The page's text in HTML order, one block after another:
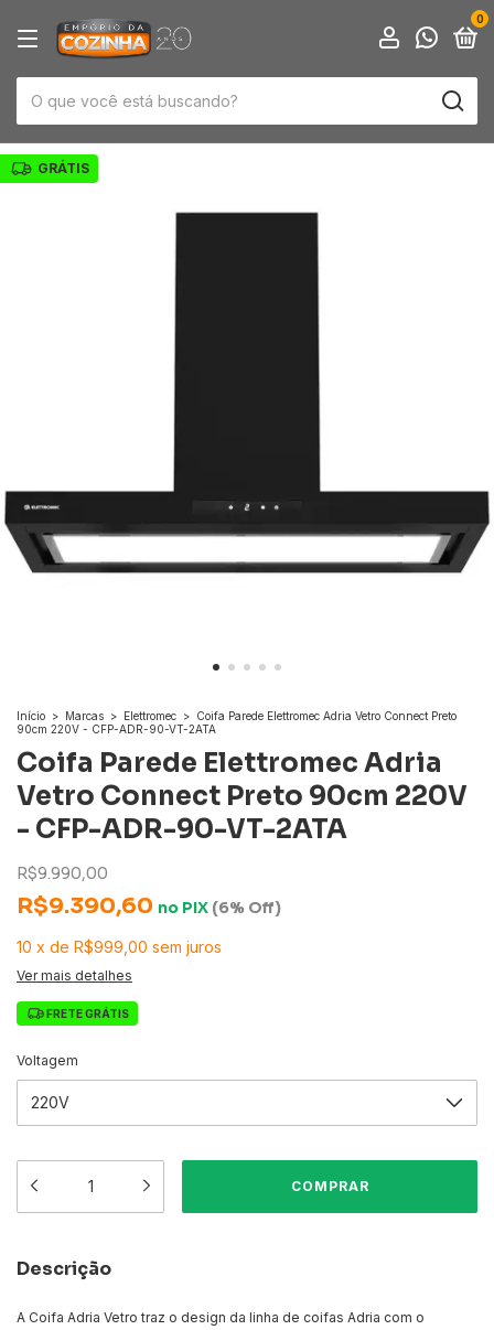
0
GRÁTIS
Início > Marcas > Elettromec > Coifa Parede Elettromec Adria Vetro Connect Preto
90cm 220V - CFP-ADR-90-VT-2ATA
Coifa Parede Elettromec Adria
Vetro Connect Preto 90cm 220V
- CFP-ADR-90-VT-2ATA
R$9.990,00
R$9.390,60 no PIX (6% Off)
10 x de R$999,00 sem juros
Ver mais detalhes
FRETE GRÁTIS
Voltagem
Descrição
A Coifa Adria Vetro traz o design da linha de coifas Adria com o